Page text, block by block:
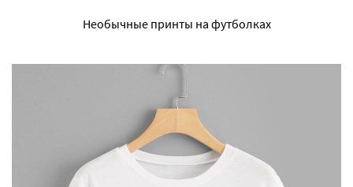
Необычные принты на футболках